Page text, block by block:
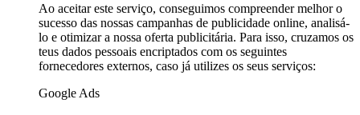
Ao aceitar este serviço, conseguimos compreender melhor o
sucesso das nossas campanhas de publicidade online, analisá-
lo e otimizar a nossa oferta publicitária. Para isso, cruzamos os
teus dados pessoais encriptados com os seguintes
fornecedores externos, caso já utilizes os seus serviços:
Google Ads